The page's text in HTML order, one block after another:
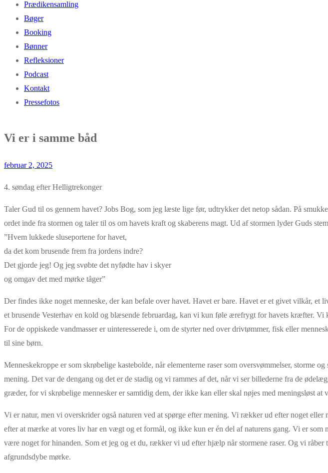
Prædikensamling
Bøger
Booking
Bønner
Refleksioner
Podcast
Kontakt
Pressefotos
Vi er i samme båd
februar 2, 2025
4. søndag efter Helligtrekonger
Taler Gud til os gennem havet? Jobs Bog, som jeg læste lige før, udtrykker det netop sådan. På
ordet inde fra stormen og taler til os om havets kraft og skaberens magt. Ud af stormen lyder Guds
”Hvem lukkede sluseportene for havet,
da det kom brusende frem fra jordens indre?
Det gjorde jeg! Og jeg svøbte det nyfødte hav i skyer
og omgav det med mørke tåger”
Der findes ikke noget menneske, der kan befale over havet. Havet er bare. Havet er et givet vilkår,
et brusende Vesterhav en kold og blæsende februardag, kan vi kun føle ærefrygt for havets kræfter.
For de oppiskede vandmasser er uinteresserede i, om de styrter ned over drivtømmer, fisk eller
til sine børn.
Menneskekroppe er som skrøbelige kastebolde, når elementerne raser som oversvømmelser,
mening. Det var de dengang og det er de stadig og vi rammes af det, når vi ser billederne fra de
græder, for vi skrøbelige mennesker er samtidig dem, der ikke kan eller skal nøjes med meningsløst at
Vi er natur, men vi overskrider også naturen ved at spørge efter mening. Vi rækker ud efter noget
efter at mærke at vores liv har en vægt og et formål, og ikke kun er én del af naturens gang. Vi er
være noget for hinanden. Som et jeg og et du, rækker vi ud efter hjælp når stormene raser. Og vi
afgrundsdybe mørke.